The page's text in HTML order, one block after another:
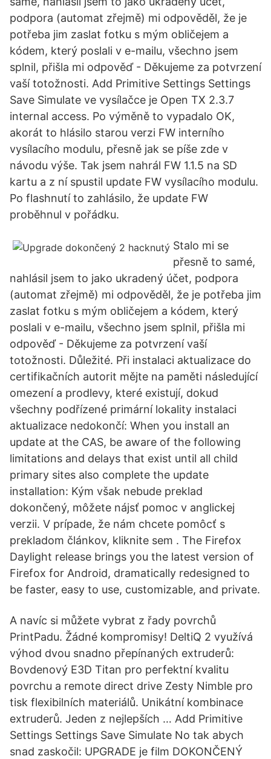
podpora (automat zřejmě) mi odpověděl, že je
potřeba jim zaslat fotku s mým obličejem a
kódem, který poslali v e-mailu, všechno jsem
splnil, přišla mi odpověď - Děkujeme za potvrzení
vaší totožnosti. Add Primitive Settings Settings
Save Simulate ve vysílačce je Open TX 2.3.7
internal access. Po výměně to vypadalo OK,
akorát to hlásilo starou verzi FW interního
vysílacího modulu, přesně jak se píše zde v
návodu výše. Tak jsem nahrál FW 1.1.5 na SD
kartu a z ní spustil update FW vysílacího modulu.
Po flashnutí to zahlásilo, že update FW
proběhnul v pořádku.
Stalo mi se
přesně to samé,
nahlásil jsem to jako ukradený účet, podpora
(automat zřejmě) mi odpověděl, že je potřeba jim
zaslat fotku s mým obličejem a kódem, který
poslali v e-mailu, všechno jsem splnil, přišla mi
odpověď - Děkujeme za potvrzení vaší
totožnosti. Důležité. Při instalaci aktualizace do
certifikačních autorit mějte na paměti následující
omezení a prodlevy, které existují, dokud
všechny podřízené primární lokality instalaci
aktualizace nedokončí: When you install an
update at the CAS, be aware of the following
limitations and delays that exist until all child
primary sites also complete the update
installation: Kým však nebude preklad
dokončený, môžete nájsť pomoc v anglickej
verzii. V prípade, že nám chcete pomôcť s
prekladom článkov, kliknite sem . The Firefox
Daylight release brings you the latest version of
Firefox for Android, dramatically redesigned to
be faster, easy to use, customizable, and private.
A navíc si můžete vybrat z řady povrchů
PrintPadu. Žádné kompromisy! DeltiQ 2 využívá
výhod dvou snadno přepínaných extruderů:
Bovdenový E3D Titan pro perfektní kvalitu
povrchu a remote direct drive Zesty Nimble pro
tisk flexibilních materiálů. Unikátní kombinace
extruderů. Jeden z nejlepších … Add Primitive
Settings Settings Save Simulate No tak abych
snad zaskočil: UPGRADE je film DOKONČENÝ